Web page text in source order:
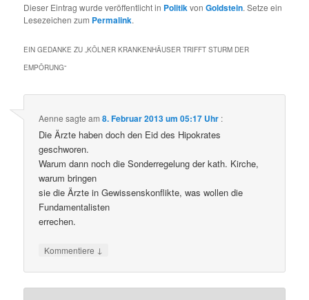
Dieser Eintrag wurde veröffentlicht in PolitikvonGoldstein. Setze ein
Lesezeichen zum Permalink.
EIN GEDANKE ZU „KÖLNER KRANKENHÄUSER TRIFFT STURM DER
EMPÖRUNG“
Aenne sagte am8. Februar 2013 um 05:17 Uhr :
Die Ärzte haben doch den Eid des Hipokrates
geschworen.
Warum dann noch die Sonderregelung der kath. Kirche,
warum bringen
sie die Ärzte in Gewissenskonflikte, was wollen die
Fundamentalisten
errechen.
Kommentiere ↓